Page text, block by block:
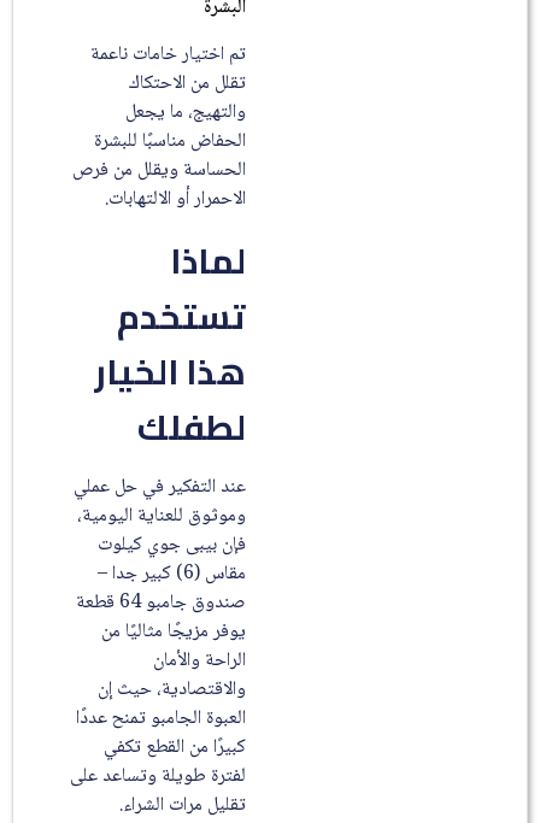
تم اختيار خامات ناعمة
تقلل من الاحتكاك
والتهيج، ما يجعل
الحفاض مناسبًا للبشرة
الحساسة ويقلل من فرص
الاحمرار أو الالتهابات.
لماذا
تستخدم
هذا الخيار
لطفلك
عند التفكير في حل عملي
وموثوق للعناية اليومية،
فإن بيبى جوي كيلوت
مقاس (6) كبير جدا –
صندوق جامبو 64 قطعة
يوفر مزيجًا مثاليًا من
الراحة والأمان
والاقتصادية، حيث إن
العبوة الجامبو تمنح عددًا
كبيرًا من القطع تكفي
لفترة طويلة وتساعد على
تقليل مرات الشراء.